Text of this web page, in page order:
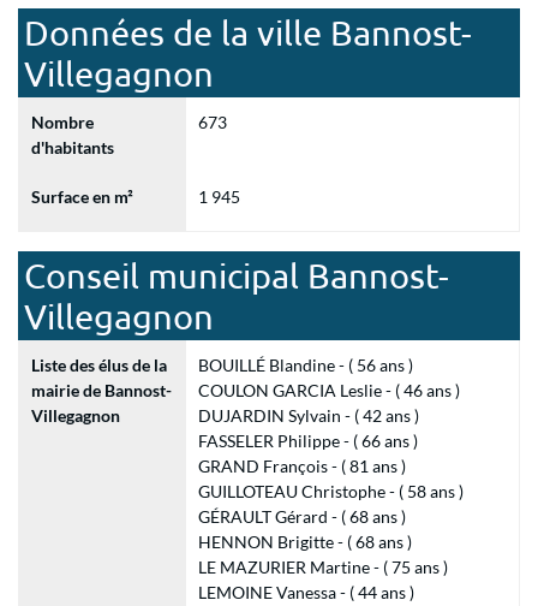
Données de la ville Bannost-
Villegagnon
Nombre
d'habitants
673
Surface en m² 1 945
Conseil municipal Bannost-
Villegagnon
Liste des élus de la
mairie de Bannost-
Villegagnon
BOUILLÉ Blandine - ( 56 ans )
COULON GARCIA Leslie - ( 46 ans )
DUJARDIN Sylvain - ( 42 ans )
FASSELER Philippe - ( 66 ans )
GRAND François - ( 81 ans )
GUILLOTEAU Christophe - ( 58 ans )
GÉRAULT Gérard - ( 68 ans )
HENNON Brigitte - ( 68 ans )
LE MAZURIER Martine - ( 75 ans )
LEMOINE Vanessa - ( 44 ans )